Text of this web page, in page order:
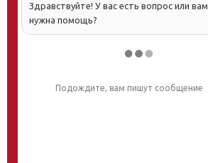
Здравствуйте! У вас есть вопрос или вам
нужна помощь?
Напишите, что вас интересует, и мы вам